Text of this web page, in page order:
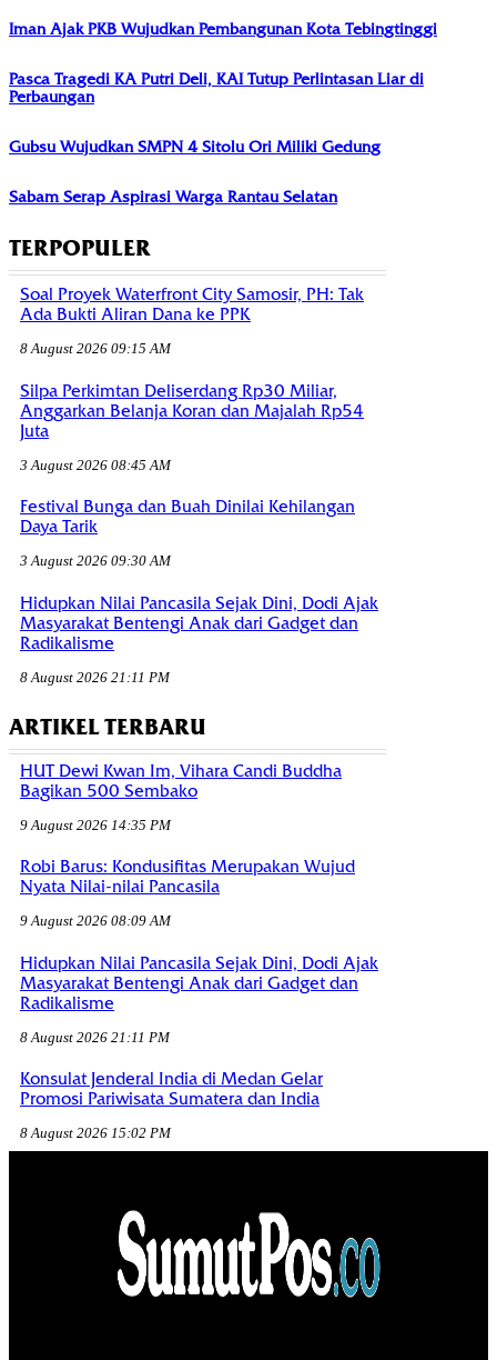
Iman Ajak PKB Wujudkan Pembangunan Kota Tebingtinggi
Pasca Tragedi KA Putri Deli, KAI Tutup Perlintasan Liar di
Perbaungan
Gubsu Wujudkan SMPN 4 Sitolu Ori Miliki Gedung
Sabam Serap Aspirasi Warga Rantau Selatan
TERPOPULER
Soal Proyek Waterfront City Samosir, PH: Tak
Ada Bukti Aliran Dana ke PPK
8 August 2026 09:15 AM
Silpa Perkimtan Deliserdang Rp30 Miliar,
Anggarkan Belanja Koran dan Majalah Rp54
Juta
3 August 2026 08:45 AM
Festival Bunga dan Buah Dinilai Kehilangan
Daya Tarik
3 August 2026 09:30 AM
Hidupkan Nilai Pancasila Sejak Dini, Dodi Ajak
Masyarakat Bentengi Anak dari Gadget dan
Radikalisme
8 August 2026 21:11 PM
ARTIKEL TERBARU
HUT Dewi Kwan Im, Vihara Candi Buddha
Bagikan 500 Sembako
9 August 2026 14:35 PM
Robi Barus: Kondusifitas Merupakan Wujud
Nyata Nilai-nilai Pancasila
9 August 2026 08:09 AM
Hidupkan Nilai Pancasila Sejak Dini, Dodi Ajak
Masyarakat Bentengi Anak dari Gadget dan
Radikalisme
8 August 2026 21:11 PM
Konsulat Jenderal India di Medan Gelar
Promosi Pariwisata Sumatera dan India
8 August 2026 15:02 PM